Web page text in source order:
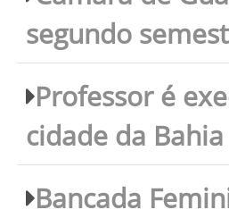
segundo
Professor é
cidade da Bahia
Bancada